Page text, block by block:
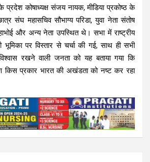
के प्रदेश कोषाध्यक्ष संजय नायक, मीडिया प्रकोष्ठ के
संघ महासचिव सौभाग्य परिडा, युवा नेता संतोष
और अन्य नेता उपस्थित थे। सभा में राष्ट्रीय
भूमिका पर विस्तार से चर्चा की गई, साथ ही सभी
रखने वाली जनता को यह बताया गया कि
किस प्रकार भारत की अखंडता को नष्ट कर रहा